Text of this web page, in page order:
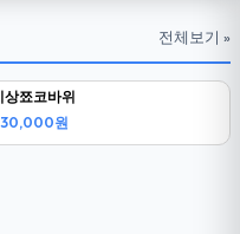
전체보기 »